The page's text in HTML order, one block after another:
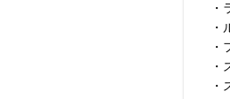
・
・
・
・
・